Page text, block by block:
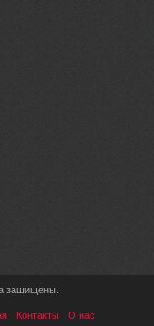
защищены.
Контакты О нас